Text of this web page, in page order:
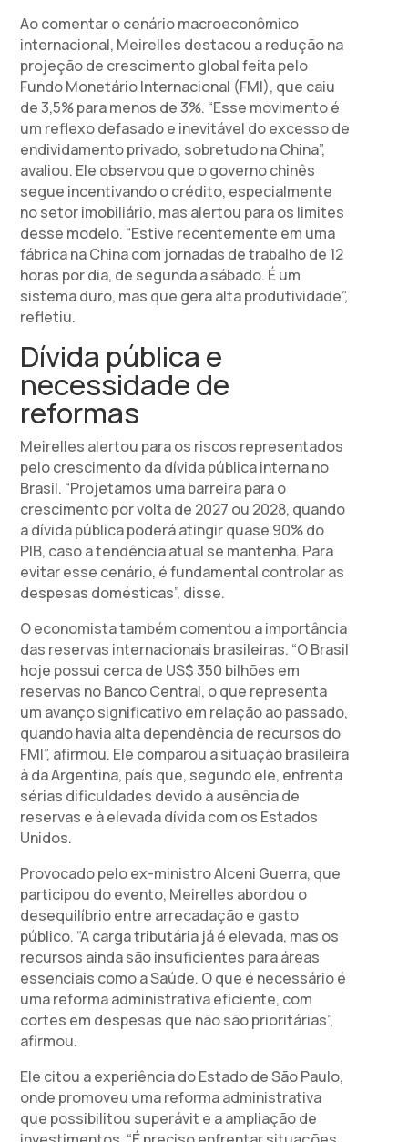
Ao comentar o cenário macroeconômico
internacional, Meirelles destacou a redução na
projeção de crescimento global feita pelo
Fundo Monetário Internacional (FMI), que caiu
de 3,5% para menos de 3%. “Esse movimento é
um reflexo defasado e inevitável do excesso de
endividamento privado, sobretudo na China”,
avaliou. Ele observou que o governo chinês
segue incentivando o crédito, especialmente
no setor imobiliário, mas alertou para os limites
desse modelo. “Estive recentemente em uma
fábrica na China com jornadas de trabalho de 12
horas por dia, de segunda a sábado. É um
sistema duro, mas que gera alta produtividade”,
refletiu.
Dívida pública e
necessidade de
reformas
Meirelles alertou para os riscos representados
pelo crescimento da dívida pública interna no
Brasil. “Projetamos uma barreira para o
crescimento por volta de 2027 ou 2028, quando
a dívida pública poderá atingir quase 90% do
PIB, caso a tendência atual se mantenha. Para
evitar esse cenário, é fundamental controlar as
despesas domésticas”, disse.
O economista também comentou a importância
das reservas internacionais brasileiras. “O Brasil
hoje possui cerca de US$ 350 bilhões em
reservas no Banco Central, o que representa
um avanço significativo em relação ao passado,
quando havia alta dependência de recursos do
FMI”, afirmou. Ele comparou a situação brasileira
à da Argentina, país que, segundo ele, enfrenta
sérias dificuldades devido à ausência de
reservas e à elevada dívida com os Estados
Unidos.
Provocado pelo ex-ministro Alceni Guerra, que
participou do evento, Meirelles abordou o
desequilíbrio entre arrecadação e gasto
público. “A carga tributária já é elevada, mas os
recursos ainda são insuficientes para áreas
essenciais como a Saúde. O que é necessário é
uma reforma administrativa eficiente, com
cortes em despesas que não são prioritárias”,
afirmou.
Ele citou a experiência do Estado de São Paulo,
onde promoveu uma reforma administrativa
que possibilitou superávit e a ampliação de